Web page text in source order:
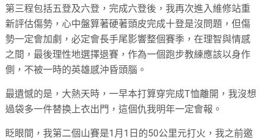
第三程包括五登及六登，完成六登後，我再次進入維修站重
新評估傷勢，心中盤算著硬著頭皮完成十登是沒問題，但傷
勢一定會加劇，必定會長手尾影響整個賽季，在理智與情感
之間，最後理性地選擇退賽，作為一個跑步教練應該以身作
側，不被一時的英雄感沖昏頭腦。
最遺憾的是，大熱天時，一早本打算穿完成T恤離開，我沒想
過袋多一件替换上衣出門，這個仇我明年一定會報。
眨眼間，我第二個山賽是1月1日的50公里元打火，我之前邀